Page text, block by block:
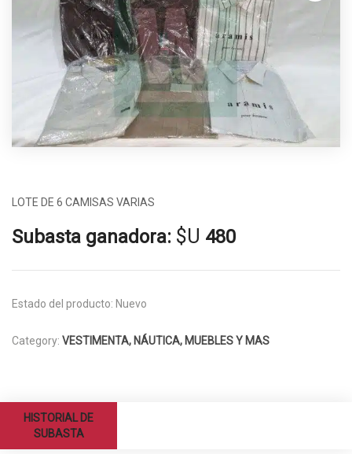
LOTE DE 6 CAMISAS VARIAS
Subasta ganadora: $U 480
Estado del producto: Nuevo
Category: VESTIMENTA, NÁUTICA, MUEBLES Y MAS
HISTORIAL DE
SUBASTA